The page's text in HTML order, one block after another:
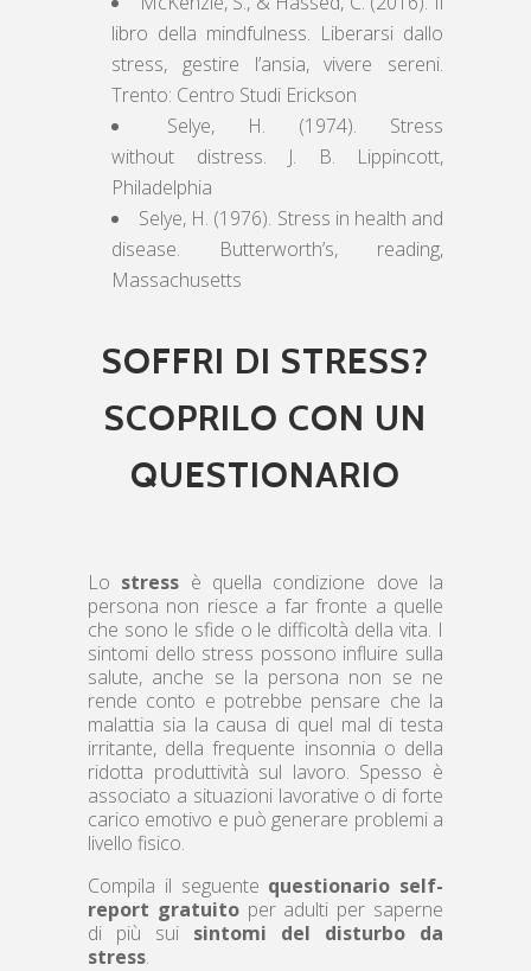
libro della mindfulness. Liberarsi dallo
stress, gestire l’ansia, vivere sereni.
Trento: Centro Studi Erickson
Selye, H. (1974). Stress
without distress. J. B. Lippincott,
Philadelphia
Selye, H. (1976). Stress in health and
disease. Butterworth’s, reading,
Massachusetts
SOFFRI DI STRESS?
SCOPRILO CON UN
QUESTIONARIO
Lo stress è quella condizione dove la
persona non riesce a far fronte a quelle
che sono le sfide o le difficoltà della vita. I
sintomi dello stress possono influire sulla
salute, anche se la persona non se ne
rende conto e potrebbe pensare che la
malattia sia la causa di quel mal di testa
irritante, della frequente insonnia o della
ridotta produttività sul lavoro. Spesso è
associato a situazioni lavorative o di forte
carico emotivo e può generare problemi a
livello fisico.
Compila il seguente questionario self-
report gratuitoper adulti per saperne
di più sui sintomi del disturbo da
stress.